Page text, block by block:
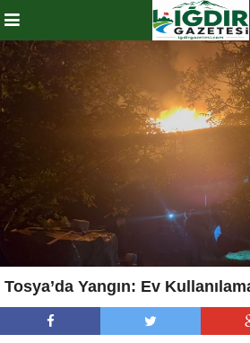
Tosya’da Yangın: Ev